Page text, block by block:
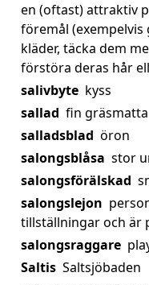
en (oftast) attraktiv
föremål
kläder, täcka dem
förstöra deras hår
salivbyte kyss
sallad fin gräsmatta
salladsblad öron
salongsblåsa stor
salongsförälskad
salongslejon
tillställningar och är
salongsraggare
Saltis Saltsjöbaden